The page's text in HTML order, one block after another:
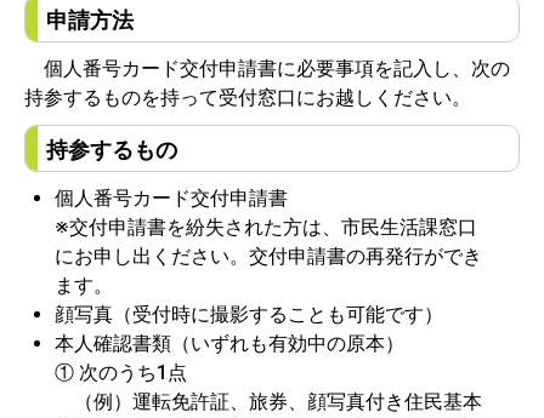
申請方法
個人番号カード交付申請書に必要事項を記入し、次の
持参するものを持って受付窓口にお越しください。
持参するもの
個人番号カード交付申請書
※交付申請書を紛失された方は、市民生活課窓口
にお申し出ください。交付申請書の再発行ができ
ます。
顔写真（受付時に撮影することも可能です）
本人確認書類（いずれも有効中の原本）
① 次のうち1点
（例）運転免許証、旅券、顔写真付き住民基本